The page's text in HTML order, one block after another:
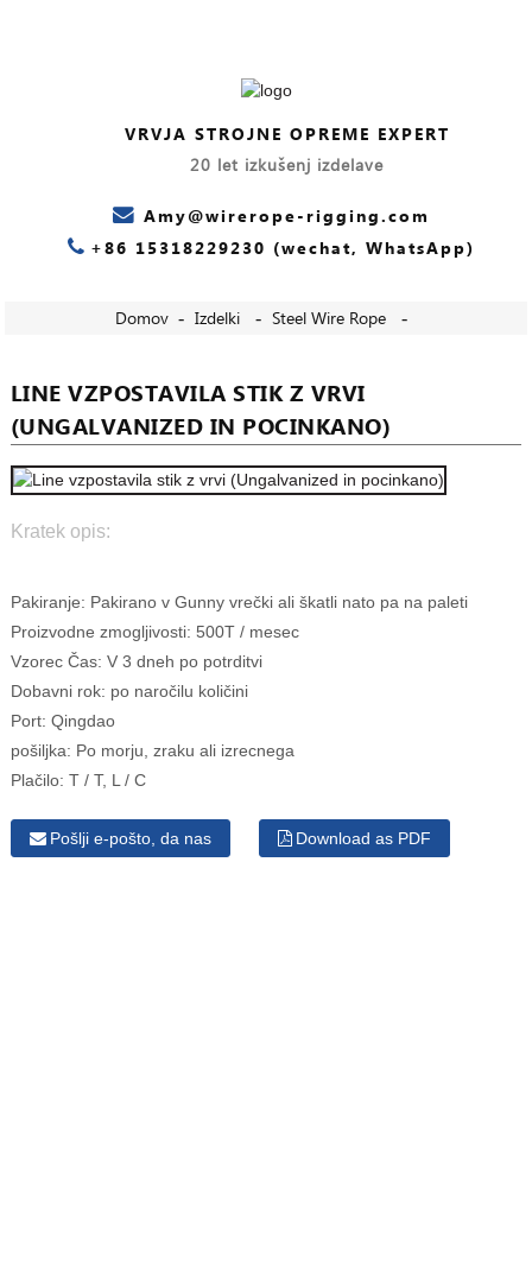
VRVJA STROJNE OPREME EXPERT
20 let izkušenj izdelave
Amy@wirerope-rigging.com
+86 15318229230 (wechat, WhatsApp)
Domov Izdelki Steel Wire Rope
LINE VZPOSTAVILA STIK Z VRVI
(UNGALVANIZED IN POCINKANO)
Kratek opis:
Pakiranje: Pakirano v Gunny vrečki ali škatli nato pa na paleti
Proizvodne zmogljivosti: 500T / mesec
Vzorec Čas: V 3 dneh po potrditvi
Dobavni rok: po naročilu količini
Port: Qingdao
pošiljka: Po morju, zraku ali izrecnega
Plačilo: T / T, L / C
Pošlji e-pošto, da nas Download as PDF